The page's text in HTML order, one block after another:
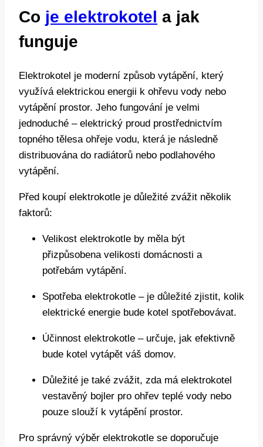
Co je elektrokotel a⁣ jak
funguje
Elektrokotel‍ je moderní způsob vytápění, který
využívá⁢ elektrickou energii k ohřevu vody nebo
vytápění prostor. Jeho ‌fungování je velmi
jednoduché⁤ –​ elektrický proud⁢ prostřednictvím
topného tělesa ‌ohřeje vodu, která je následně
distribuována do‌ radiátorů nebo podlahového⁤
vytápění.
Před koupí ⁢elektrokotle je důležité zvážit ​několik
faktorů:
Velikost elektrokotle‌ by měla být
přizpůsobena⁣ velikosti‌ domácnosti a
potřebám vytápění.
Spotřeba elektrokotle – ‍je ⁣důležité zjistit, kolik
elektrické energie bude kotel ‍spotřebovávat.
Účinnost elektrokotle – ⁢určuje, jak efektivně
bude kotel vytápět váš domov.
Důležité je​ také ‌zvážit,⁤ zda⁢ má elektrokotel
vestavěný bojler pro ohřev teplé vody nebo
pouze slouží k vytápění prostor.
Pro správný ⁣výběr elektrokotle se‌ doporučuje